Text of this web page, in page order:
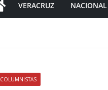
VERACRUZ NACIONAL
COLUMNISTAS